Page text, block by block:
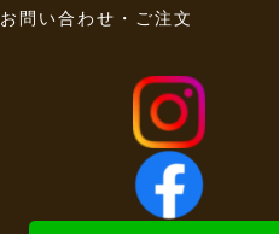
お問い合わせ・ご注文